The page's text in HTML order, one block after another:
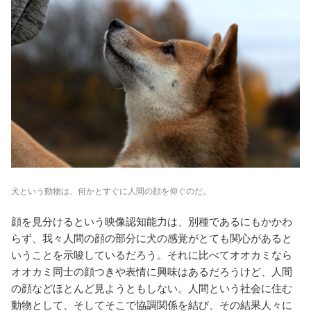
犬という動物は、何かとすぐに人間の顔を仰ぐのだ。
顔を見分けるという映像認知能力は、別種であるにもかかわ
らず、我々人間の顔の部分に犬の感覚がとても関心があると
いうことを示唆しているだろう。それに比べてオオカミなら
オオカミ同士の顔つきや表情に興味はあるだろうけど、人間
の顔などほとんど見ようともしない。人間という社会に住む
動物として、そしてそこで協調関係を結び、その結果人々に